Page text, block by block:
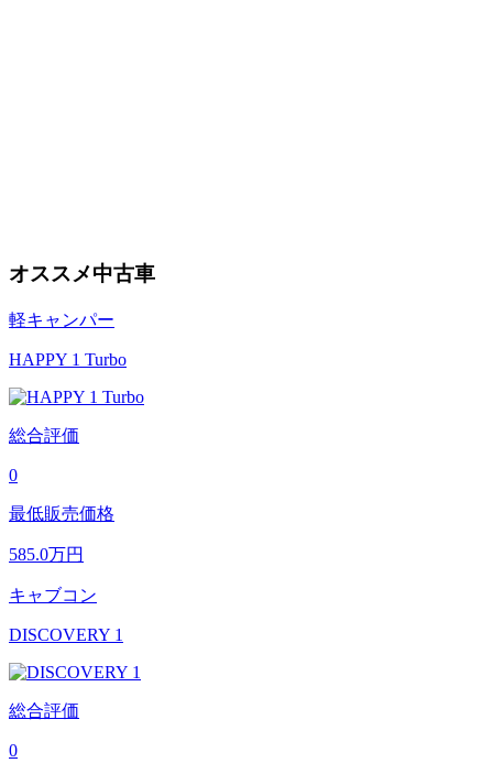
オススメ中古車
軽キャンパー
HAPPY 1 Turbo
総合評価
0
最低販売価格
585.0万円
キャブコン
DISCOVERY 1
総合評価
0